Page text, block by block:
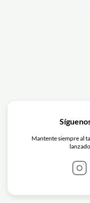
Mantente siempre al